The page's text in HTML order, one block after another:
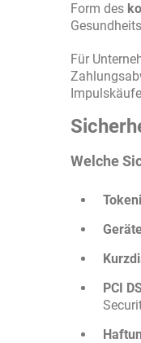
Form des
Für
Welche
PCI